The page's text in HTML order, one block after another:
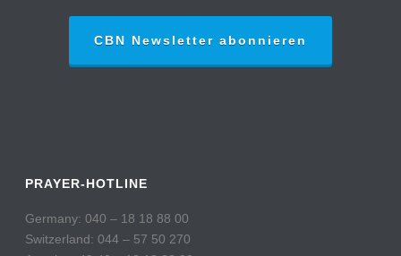
CBN Newsletter abonnieren
PRAYER-HOTLINE
Germany: 040 – 18 18 88 00
Switzerland: 044 – 57 50 270